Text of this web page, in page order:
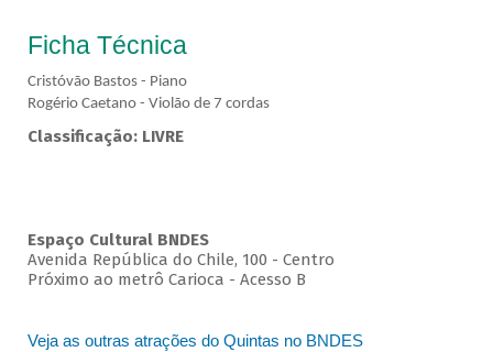
Ficha Técnica
Cristóvão Bastos - Piano
Rogério Caetano - Violão de 7 cordas
Classificação: LIVRE
Espaço Cultural BNDES
Avenida República do Chile, 100 - Centro
Próximo ao metrô Carioca - Acesso B
Veja as outras atrações do Quintas no BNDES